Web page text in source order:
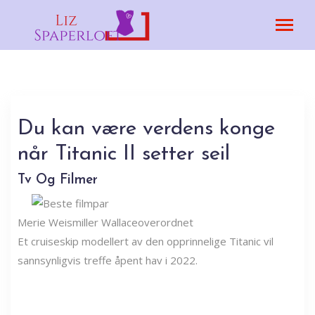
Du kan være verdens konge
når Titanic II setter seil
Tv Og Filmer
Merie Weismiller Wallaceoverordnet
Et cruiseskip modellert av den opprinnelige Titanic vil
sannsynligvis treffe åpent hav i 2022.